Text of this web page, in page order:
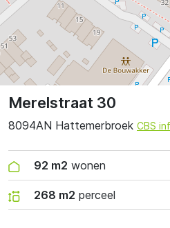
Merelstraat 30
8094AN Hattemerbroek CBS
92 m2 wonen
268 m2 perceel